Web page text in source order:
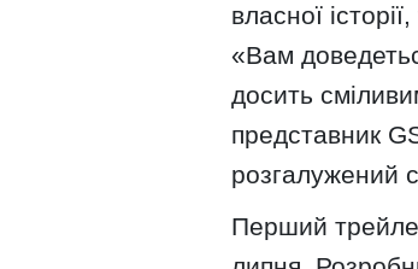
власної
«Вам
досить
представник
розгалужений
Перший